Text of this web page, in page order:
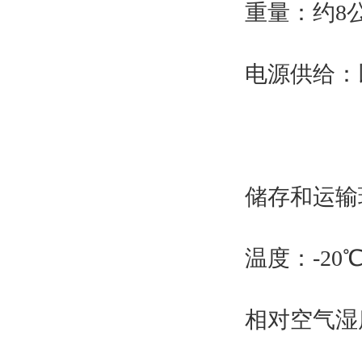
重量：约8
电源供给
储存和运
温度：-
相对空气